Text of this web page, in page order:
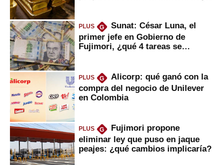
PLUS G
Sunat: César Luna, el
primer jefe en Gobierno de
Fujimori, ¿qué 4 tareas se
PLUS G
Alicorp: qué ganó con la
compra del negocio de Unilever
en Colombia
PLUS G
Fujimori propone
eliminar ley que puso en jaque
peajes: ¿qué cambios implicaría?